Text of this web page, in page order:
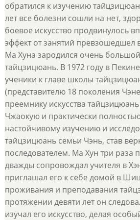
обратился к изучению
лет все болезни сошли на нет,
боевое искусство продвинулось
эффект от занятий превзошедшел
Ма Хуна зародился очень
тайцзицюань. В 1972 году в
ученики к главе школы
(представителю 18 поколения
преемнику искусства
Чжаокую и практически
настойчивому изучению и
тайцзицюань семьи Чэнь, став
последователем. Ма Хун три раза
дважды сопровождал учителя в
приглашал его к себе домой в
проживания и преподавания
протяжении девяти лет он
изучал его искусство, делая